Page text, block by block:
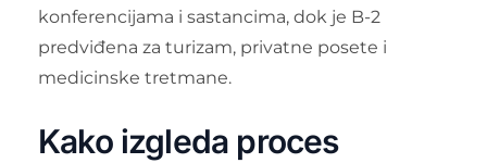
konferencijama i sastancima, dok je B-2
predviđena za turizam, privatne posete i
medicinske tretmane.
Kako izgleda proces